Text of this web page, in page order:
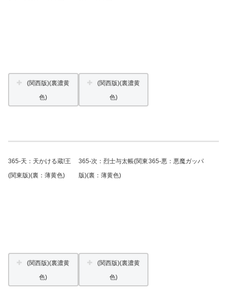
(関西版)(裏濃黄
色)
(関西版)(裏濃黄
色)
365-天：天かける蔵!王
(関東版)(裏：薄黄色)
365-次：烈士与太帳(関東
版)(裏：薄黄色)
365-悪：悪魔ガッパ
(関西版)(裏濃黄
色)
(関西版)(裏濃黄
色)